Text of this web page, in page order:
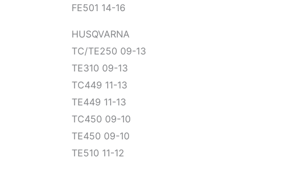
FE501 14-16
HUSQVARNA
TC/TE250 09-13
TE310 09-13
TC449 11-13
TE449 11-13
TC450 09-10
TE450 09-10
TE510 11-12